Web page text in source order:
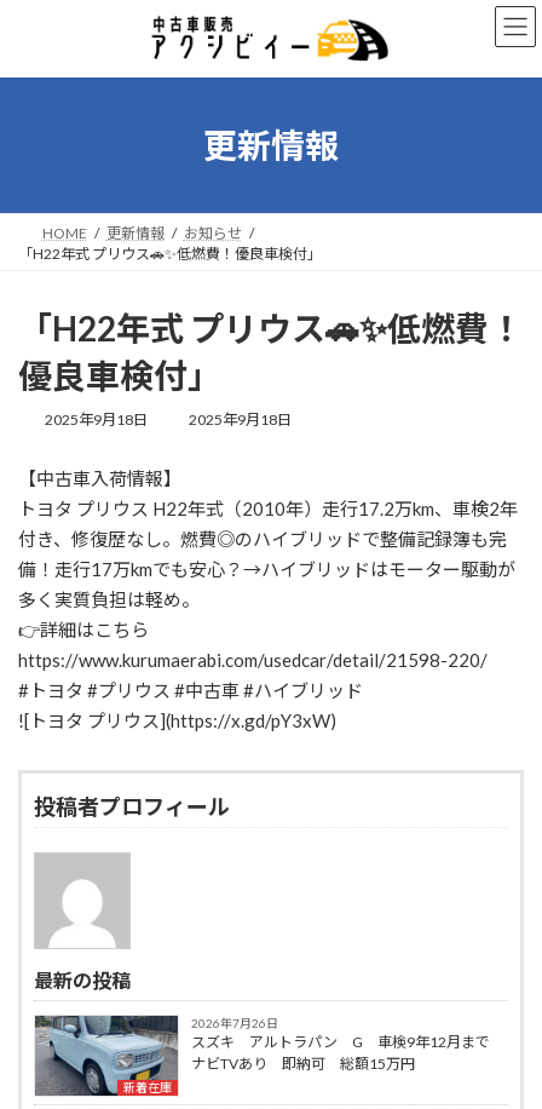
ン
ー
更新情報
HOME 更新情報
お知らせ
「H22年式 プリウス🚗✨低燃費！優良車検付」
「H22年式 プリウス🚗✨低燃費！
優良車検付」
2025年9月18日
最
日
時
:
2025年9月18日
【中古車入荷情報】
トヨタ プリウス H22年式（2010年）走行17.2万km、車検2年
付き、修復歴なし。燃費◎のハイブリッドで整備記録簿も完
備！走行17万kmでも安心？→ハイブリッドはモーター駆動が
多く実質負担は軽め。
👉詳細はこちら
https://www.kurumaerabi.com/usedcar/detail/21598-220/
#トヨタ #プリウス #中古車 #ハイブリッド
![トヨタ プリウス](https://x.gd/pY3xW)
投稿者プロフィール
最新の投稿
新着在庫
2026年7月26日
スズキ アルトラパン G 車検9年12月まで
ナビTVあり 即納可 総額15万円